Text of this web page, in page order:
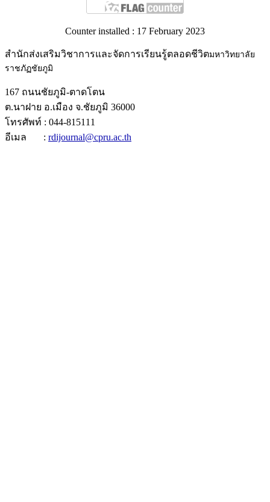
Counter installed : 17 February 2023
สำนักส่งเสริมวิชาการและจัดการเรียนรู้ตลอดชีวิตมหาวิทยาลัย
ราชภัฏชัยภูมิ
167 ถนนชัยภูมิ-ตาดโตน
ต.นาฝาย อ.เมือง จ.ชัยภูมิ 36000
โทรศัพท์ : 044-815111
อีเมล : rdijournal@cpru.ac.th